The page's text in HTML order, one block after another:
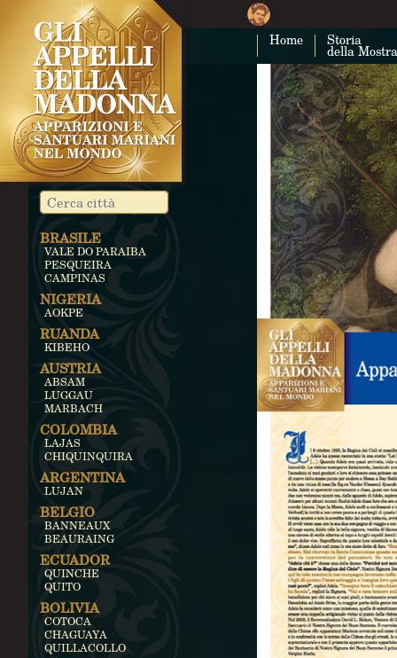
Home Storia
della Mostra
BRASILE
VALE DO PARAIBA
PESQUEIRA
CAMPINAS
NIGERIA
AOKPE
RUANDA
KIBEHO
AUSTRIA
ABSAM
LUGGAU
MARBACH
COLOMBIA
LAJAS
CHIQUINQUIRA
ARGENTINA
LUJAN
BELGIO
BANNEAUX
BEAURAING
ECUADOR
QUINCHE
QUITO
BOLIVIA
COTOCA
CHAGUAYA
QUILLACOLLO